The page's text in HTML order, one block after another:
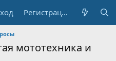
Регистрация
мототехника и